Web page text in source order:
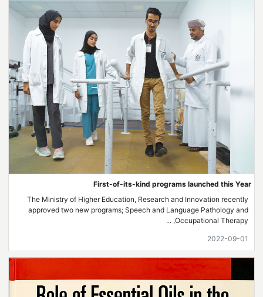
First-of-its-kind programs launched this Year
The Ministry of Higher Education, Research and Innovation recently
approved two new programs; Speech and Language Pathology and
Occupational Therapy, ...
2022-09-01